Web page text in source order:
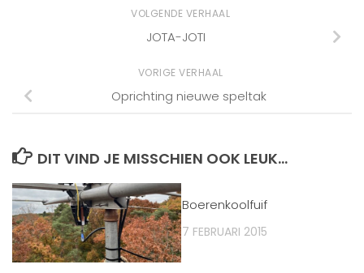
VOLGENDE VERHAAL
JOTA-JOTI
VORIGE VERHAAL
Oprichting nieuwe speltak
DIT VIND JE MISSCHIEN OOK LEUK...
Boerenkoolfuif
7 FEBRUARI 2015